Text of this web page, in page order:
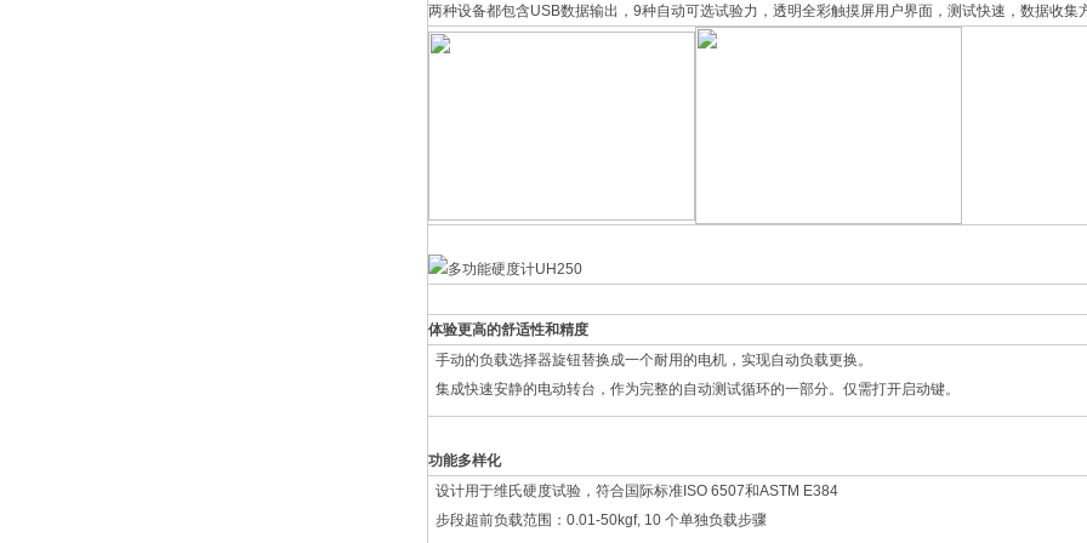
两种设备都包含USB数据输出，9种自动可选试验力，透明全彩触摸屏用户界面，测试快速，数据收集
体验更高的舒适性和精度
手动的负载选择器旋钮替换成一个耐用的电机，实现自动负载更换。
集成快速安静的电动转台，作为完整的自动测试循环的一部分。仅需打开启动键。
功能多样化
设计用于维氏硬度试验，符合国际标准ISO 6507和ASTM E384
步段超前负载范围：0.01-50kgf, 10 个单独负载步骤